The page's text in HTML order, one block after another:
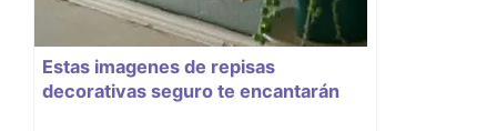
Estas imagenes de repisas
decorativas seguro te encantarán